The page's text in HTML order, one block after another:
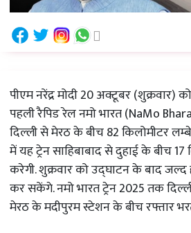
पीएम नरेंद्र मोदी 20 अक्टूबर (शुक्रवार)
पहली रैपिड रेल नमो भारत (NaMo
दिल्ली से मेरठ के बीच 82 किलोमीटर
में यह ट्रेन साहिबाबाद से दुहाई के बीच
करेगी. शुक्रवार को उद्घाटन के बाद
कर सकेंगे. नमो भारत ट्रेन 2025 तक
मेरठ के मदीपुरम स्टेशन के बीच रफ्तार